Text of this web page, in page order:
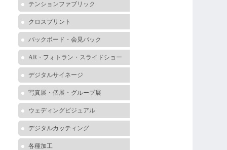
テンションファブリック
クロスプリント
バックボード・会見バック
AR・フォトラン・スライドショー
デジタルサイネージ
写真展・個展・グループ展
ウェディングビジュアル
デジタルカッティング
各種加工